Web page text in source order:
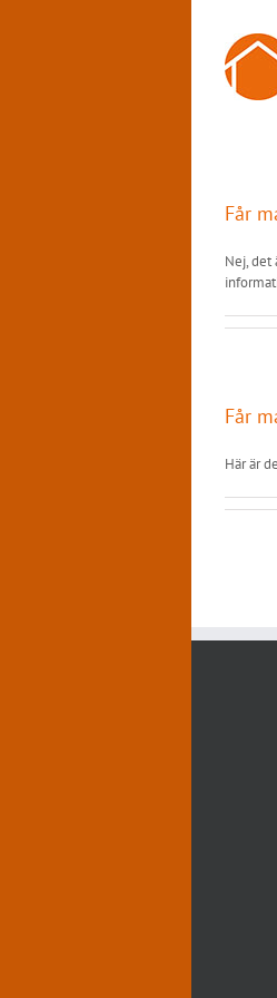
Får
Nej, det
Får
Här är